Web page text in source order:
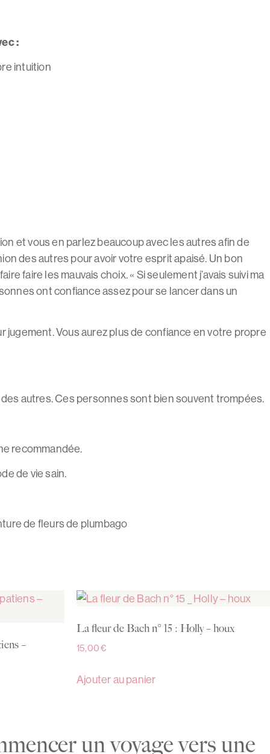
:
intuition
et vous en parlez beaucoup avec les autres afin de
des autres pour avoir votre esprit apaisé. Un bon
faire les mauvais choix. « Si seulement j’avais suivi ma
ont confiance assez pour se lancer dans un
Vous aurez plus de confiance en votre propre
autres. Ces personnes sont bien souvent trompées.
recommandée.
de vie sain.
de fleurs de plumbago
–
La fleur de Bach n° 15 : Holly – houx
15,00€
Ajouter au panier
un voyage vers une